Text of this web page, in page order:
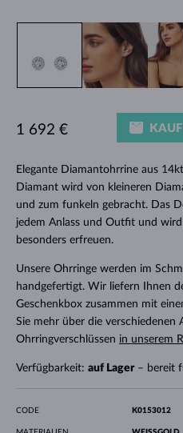
Elegante Diamantohrrine aus
Diamant wird von kleineren
und zum funkeln gebracht. Das
jedem Anlass und Outfit und
besonders erfreuen.
Unsere Ohrringe werden im
handgefertigt. Wir liefern Ihnen
Geschenkbox zusammen mit
Sie mehr über die verschiedenen
Ohrringverschlüssen in unserem
Verfügbarkeit: auf Lager– bereit
1 692 €
CODE K0153012